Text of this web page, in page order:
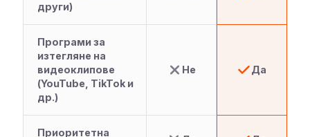
други)
Програми за
изтегляне на
видеоклипове
(YouTube, TikTok и
др.)
Не Да
Приоритетна